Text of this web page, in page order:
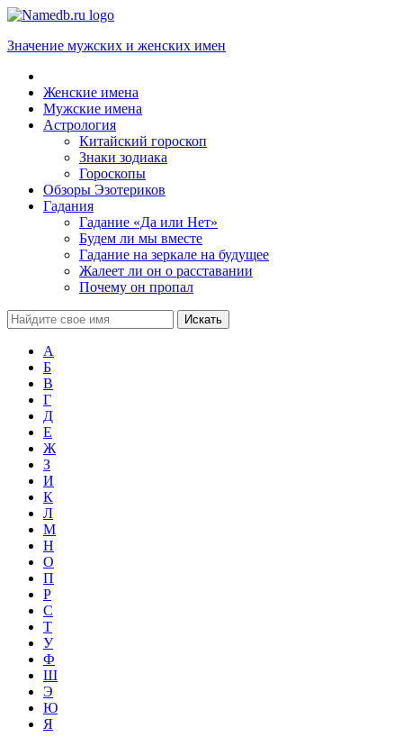
Значение мужских и женских имен
Женские имена
Мужские имена
Астрология
Китайский гороскоп
Знаки зодиака
Гороскопы
Обзоры Эзотериков
Гадания
Гадание «Да или Нет»
Будем ли мы вместе
Гадание на зеркале на будущее
Жалеет ли он о расставании
Почему он пропал
А
Б
В
Г
Д
Е
Ж
З
И
К
Л
М
Н
О
П
Р
С
Т
У
Ф
Ш
Э
Ю
Я